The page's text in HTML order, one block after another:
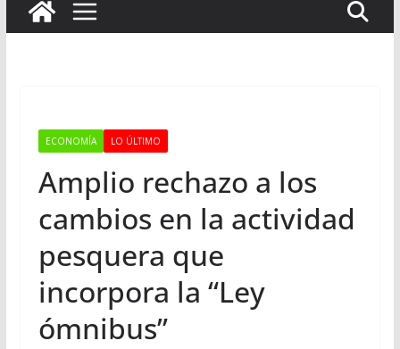
ECONOMÍA LO ÚLTIMO
Amplio rechazo a los
cambios en la actividad
pesquera que
incorpora la “Ley
ómnibus”